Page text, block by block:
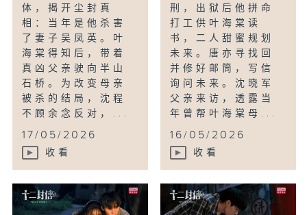
体，揭开尘封真
相：当年是他杀害
了妻子吴凤英。叶
海棠得知后，带着
真凶父亲驶向半山
石桥。为改变母亲
被杀的结局，沈程
不顾余念反对，...
17/05/2026
收看
刑，出狱后他拼命
打工供叶海棠读
书，二人甜蜜规划
未来。唐亦寻找回
并修好邮筒，写信
询问未来。沈晓军
父亲来访，透露当
年曾帮叶海棠母...
16/05/2026
收看